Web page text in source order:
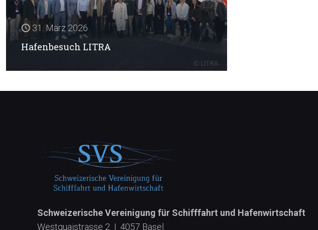
31. März 2026
Hafenbesuch LITRA
Schweizerische Vereinigung für Schifffahrt und Hafenwirtschaft
Westquaistrasse 2 | 4057 Basel